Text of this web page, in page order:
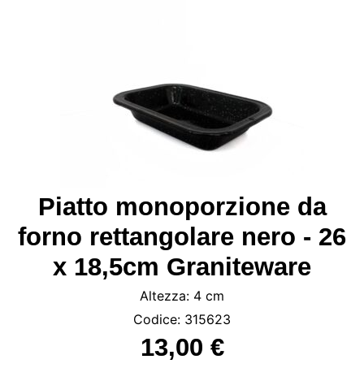
Piatto monoporzione da
forno rettangolare nero - 26
x 18,5cm Graniteware
Altezza: 4 cm
Codice: 315623
13,00 €